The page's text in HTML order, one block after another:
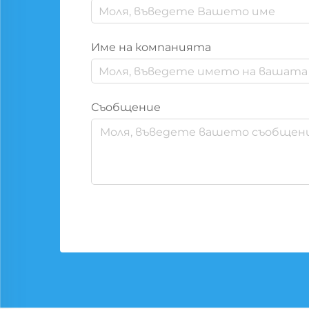
Име на компанията
Съобщение